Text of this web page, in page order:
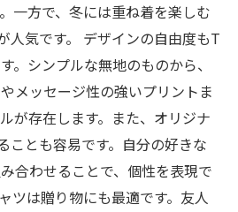
一方で、冬には重ね着を楽しむ
人気です。 デザインの自由度もT
。シンプルな無地のものから、
メッセージ性の強いプリントま
が存在します。また、オリジナ
ことも容易です。自分の好きな
合わせることで、個性を表現で
ツは贈り物にも最適です。友人